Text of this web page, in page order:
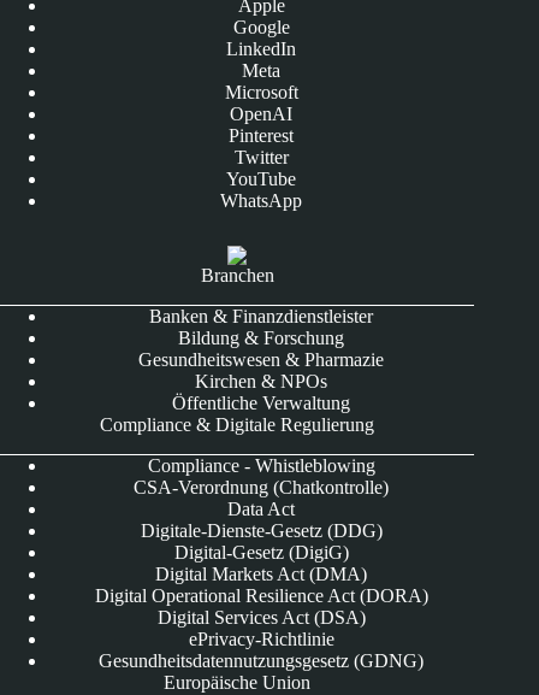
Apple
Google
LinkedIn
Meta
Microsoft
OpenAI
Pinterest
Twitter
YouTube
WhatsApp
Branchen
Banken & Finanzdienstleister
Bildung & Forschung
Gesundheitswesen & Pharmazie
Kirchen & NPOs
Öffentliche Verwaltung
Compliance & Digitale Regulierung
Compliance - Whistleblowing
CSA-Verordnung (Chatkontrolle)
Data Act
Digitale-Dienste-Gesetz (DDG)
Digital-Gesetz (DigiG)
Digital Markets Act (DMA)
Digital Operational Resilience Act (DORA)
Digital Services Act (DSA)
ePrivacy-Richtlinie
Gesundheitsdatennutzungsgesetz (GDNG)
Europäische Union